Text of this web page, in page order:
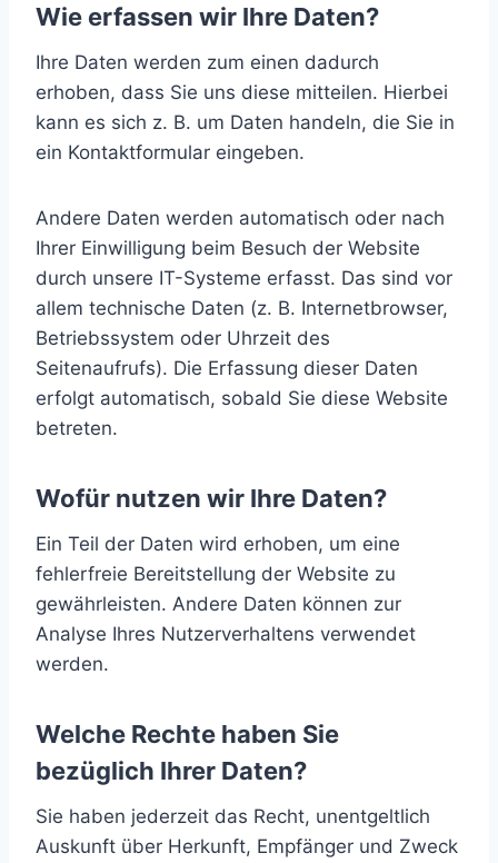
Wie erfassen wir Ihre Daten?
Ihre Daten werden zum einen dadurch
erhoben, dass Sie uns diese mitteilen. Hierbei
kann es sich z. B. um Daten handeln, die Sie in
ein Kontaktformular eingeben.
Andere Daten werden automatisch oder nach
Ihrer Einwilligung beim Besuch der Website
durch unsere IT-Systeme erfasst. Das sind vor
allem technische Daten (z. B. Internetbrowser,
Betriebssystem oder Uhrzeit des
Seitenaufrufs). Die Erfassung dieser Daten
erfolgt automatisch, sobald Sie diese Website
betreten.
Wofür nutzen wir Ihre Daten?
Ein Teil der Daten wird erhoben, um eine
fehlerfreie Bereitstellung der Website zu
gewährleisten. Andere Daten können zur
Analyse Ihres Nutzerverhaltens verwendet
werden.
Welche Rechte haben Sie
bezüglich Ihrer Daten?
Sie haben jederzeit das Recht, unentgeltlich
Auskunft über Herkunft, Empfänger und Zweck